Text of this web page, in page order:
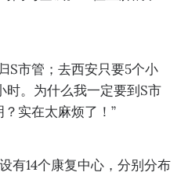
S市管；去西安只要5个小
时。为什么我一定要到S市
实在太麻烦了！”
有14个康复中心，分别分布